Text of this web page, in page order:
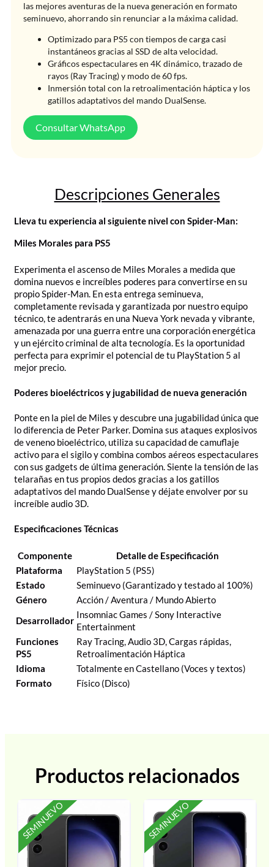
las mejores aventuras de la nueva generación en formato
seminuevo, ahorrando sin renunciar a la máxima calidad.
Optimizado para PS5 con tiempos de carga casi
instantáneos gracias al SSD de alta velocidad.
Gráficos espectaculares en 4K dinámico, trazado de
rayos (Ray Tracing) y modo de 60 fps.
Inmersión total con la retroalimentación háptica y los
gatillos adaptativos del mando DualSense.
Consultar WhatsApp
Descripciones Generales
Lleva tu experiencia al siguiente nivel con Spider-Man:
Miles Morales para PS5
Experimenta el ascenso de Miles Morales a medida que
domina nuevos e increíbles poderes para convertirse en su
propio Spider-Man. En esta entrega seminueva,
completamente revisada y garantizada por nuestro equipo
técnico, te adentrarás en una Nueva York nevada y vibrante,
amenazada por una guerra entre una corporación energética
y un ejército criminal de alta tecnología. Es la oportunidad
perfecta para exprimir el potencial de tu PlayStation 5 al
mejor precio.
Poderes bioeléctricos y jugabilidad de nueva generación
Ponte en la piel de Miles y descubre una jugabilidad única que
lo diferencia de Peter Parker. Domina sus ataques explosivos
de veneno bioeléctrico, utiliza su capacidad de camuflaje
activo para el sigilo y combina combos aéreos espectaculares
con sus gadgets de última generación. Siente la tensión de las
telarañas en tus propios dedos gracias a los gatillos
adaptativos del mando DualSense y déjate envolver por su
increíble audio 3D.
Especificaciones Técnicas
Componente
Detalle de Especificación
Plataforma
PlayStation 5 (PS5)
Estado
Seminuevo (Garantizado y testado al 100%)
Género
Acción / Aventura / Mundo Abierto
Desarrollador
Insomniac Games / Sony Interactive
Entertainment
Funciones
PS5
Ray Tracing, Audio 3D, Cargas rápidas,
Retroalimentación Háptica
Idioma
Totalmente en Castellano (Voces y textos)
Formato
Físico (Disco)
Productos relacionados
SEMINUEVO SEMINUEVO